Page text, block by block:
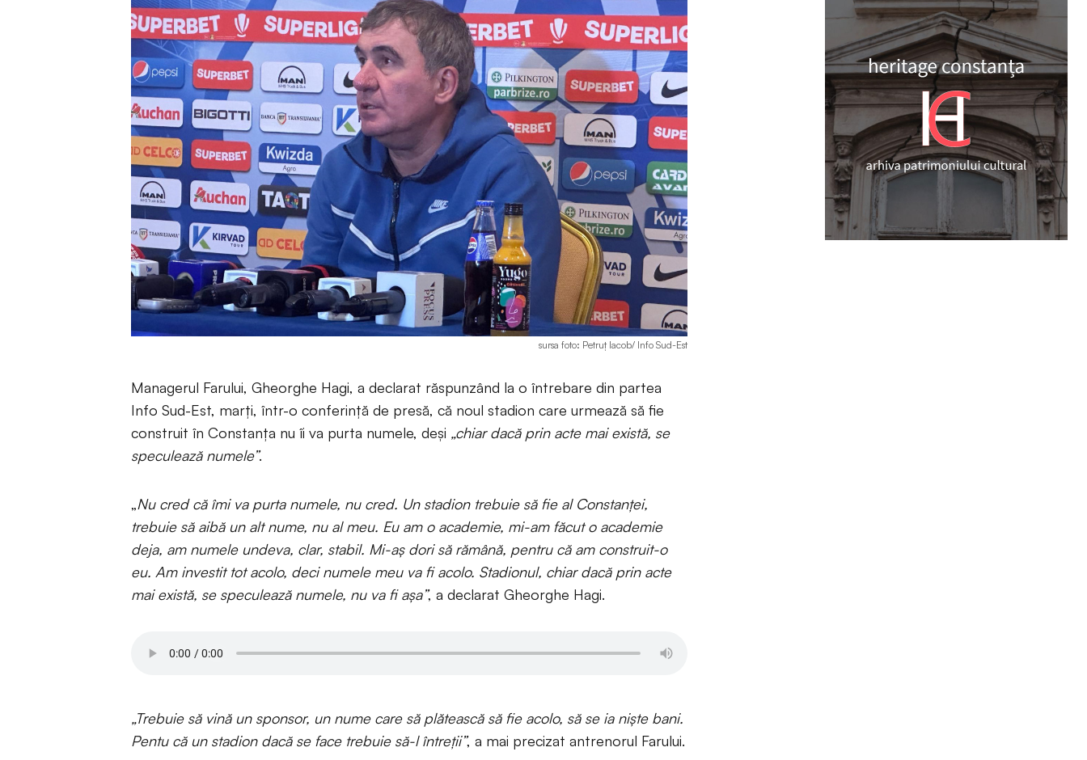
sursa foto: Petruț Iacob/ Info Sud-Est
Managerul Farului, Gheorghe Hagi, a declarat răspunzând la o întrebare din partea
Info Sud-Est, marți, într-o conferință de presă, că noul stadion care urmează să fie
construit în Constanța nu îi va purta numele, deși „chiar dacă prin acte mai există, se
speculează numele”.
„Nu cred că îmi va purta numele, nu cred. Un stadion trebuie să fie al Constanței,
trebuie să aibă un alt nume, nu al meu. Eu am o academie, mi-am făcut o academie
deja, am numele undeva, clar, stabil. Mi-aș dori să rămână, pentru că am construit-o
eu. Am investit tot acolo, deci numele meu va fi acolo. Stadionul, chiar dacă prin acte
mai există, se speculează numele, nu va fi așa”, a declarat Gheorghe Hagi.
„Trebuie să vină un sponsor, un nume care să plătească să fie acolo, să se ia niște bani.
Pentu că un stadion dacă se face trebuie să-l întreții”, a mai precizat antrenorul Farului.